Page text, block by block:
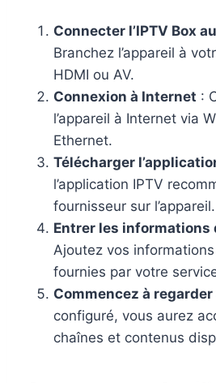
Connecter l’IPTV Box
Branchez l’appareil à
HDMI ou AV.
Connexion à Internet :
l’appareil à Internet via
Ethernet.
Télécharger
l’application IPTV
fournisseur sur l’appareil.
Entrer les informations
Ajoutez vos
fournies par votre
Commencez à regarder
configuré, vous aurez
chaînes et contenus